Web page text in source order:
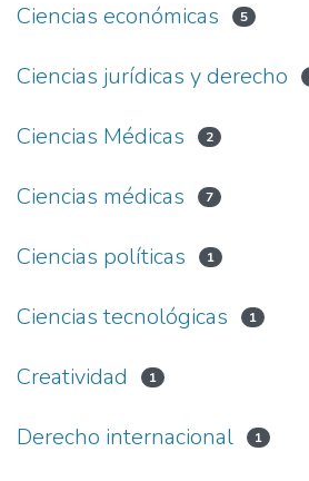
Ciencias económicas 5
Ciencias jurídicas y derecho
Ciencias Médicas 2
Ciencias médicas 7
Ciencias políticas 1
Ciencias tecnológicas 1
Creatividad 1
Derecho internacional 1